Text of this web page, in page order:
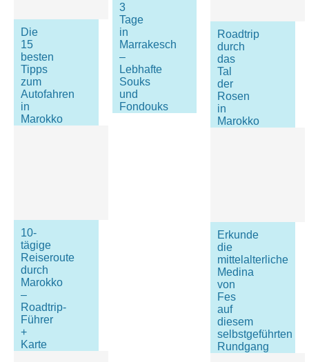
Die
15
besten
Tipps
zum
Autofahren
in
Marokko
10-
tägige
Reiseroute
durch
Marokko
–
Roadtrip-
Führer
+
Karte
3
Tage
in
Marrakesch
–
Lebhafte
Souks
und
Fondouks
Roadtrip
durch
das
Tal
der
Rosen
in
Marokko
Erkunde
die
mittelalterliche
Medina
von
Fes
auf
diesem
selbstgeführten
Rundgang